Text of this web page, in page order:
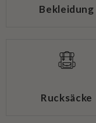
Bekleidung
Rucksäcke